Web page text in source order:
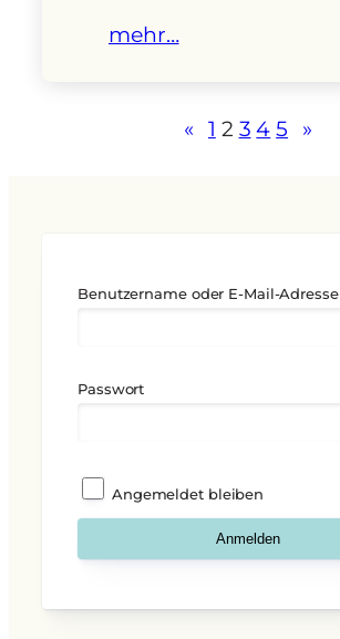
mehr…
« 1 2 3 4 5 »
Benutzername oder E-Mail-Adresse
Passwort
Angemeldet bleiben